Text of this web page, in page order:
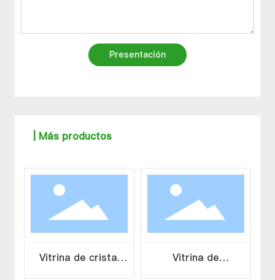
Presentación
| Más productos
Vitrina de cristal Vitrina de